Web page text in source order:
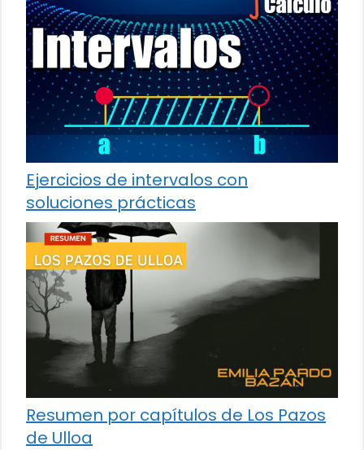
Ejercicios de intervalos con
soluciones prácticas
Resumen por capítulos de Los Pazos
de Ulloa